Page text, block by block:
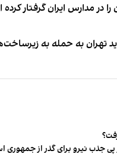
در مدارس ایران گرفتار
تهران به حمله به
پی جذب نیرو برای گذر از